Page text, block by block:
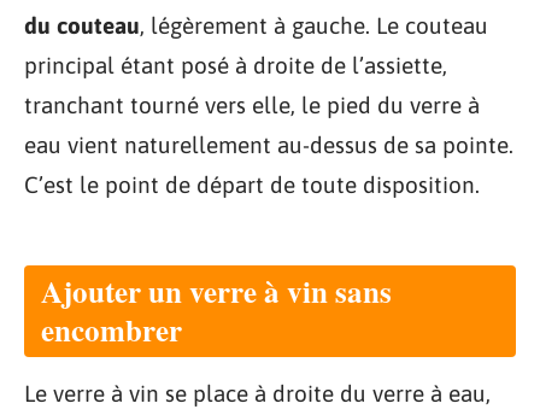
du couteau, légèrement à gauche. Le couteau
principal étant posé à droite de l’assiette,
tranchant tourné vers elle, le pied du verre à
eau vient naturellement au-dessus de sa pointe.
C’est le point de départ de toute disposition.
Ajouter un verre à vin sans
encombrer
Le verre à vin se place à droite du verre à eau,